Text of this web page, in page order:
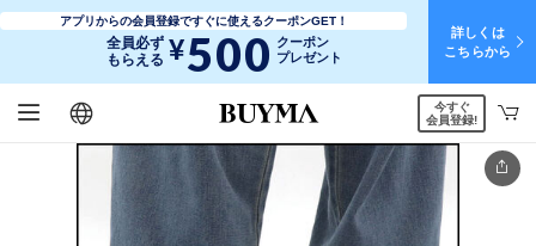
アプリからの会員登録ですぐに使えるクーポンGET！
全員必ず
もらえる ¥500 クーポン
プレゼント
詳しくは
こちらから
日本語
English
简体中文
繁體中文
今すぐ
会員登録!